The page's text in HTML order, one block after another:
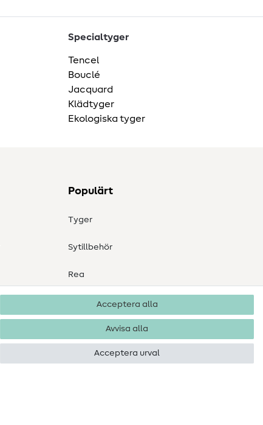
Specialtyger
Tencel
Bouclé
Jacquard
Klädtyger
Ekologiska tyger
Populärt
Tyger
Sytillbehör
Rea
Acceptera alla
Avvisa alla
Acceptera urval